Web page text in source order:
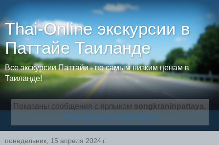
Thai-Online экскурсии в
Паттайе Таиланде
Все экскурсии Паттайи - по самым низким ценам в
Таиланде!
Показаны сообщения с ярлыком songkraninpattaya.
Показать все сообщения
понедельник, 15 апреля 2024 г.